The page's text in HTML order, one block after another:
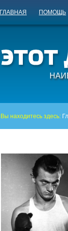
ГЛАВНАЯ ПОМОЩЬ
Вы находитесь здесь: